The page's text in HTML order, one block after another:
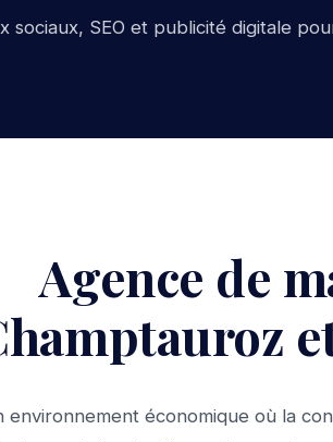
sociaux, SEO et publicité digitale
Agence de
environnement économique où la